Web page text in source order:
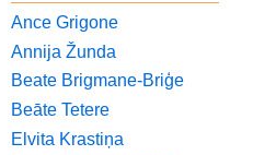
Ance Grigone
Annija Žunda
Beate Brigmane-Briģe
Beāte Tetere
Elvita Krastiņa